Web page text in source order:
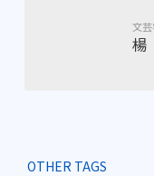
文
OTHER TAGS